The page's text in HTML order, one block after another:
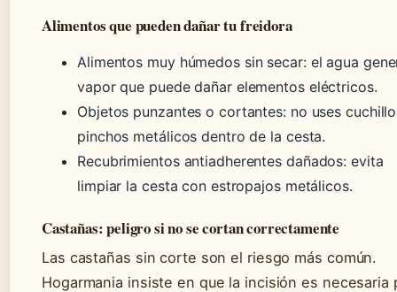
Alimentos que pueden dañar tu freidora
Alimentos muy húmedos sin secar: el agua
vapor que puede dañar elementos eléctricos.
Objetos punzantes o cortantes: no uses
pinchos metálicos dentro de la cesta.
Recubrimientos antiadherentes dañados: evita
limpiar la cesta con estropajos metálicos.
Castañas: peligro si no se cortan correctamente
Las castañas sin corte son el riesgo más común.
Hogarmania insiste en que la incisión es necesaria